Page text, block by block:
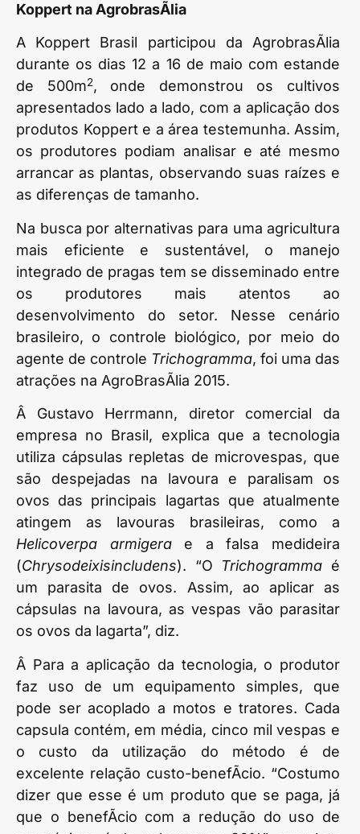
Koppert na AgrobrasÃ­lia
A Koppert Brasil participou da AgrobrasÃ­lia
durante os dias 12 a 16 de maio com estande
de 500m2, onde demonstrou os cultivos
apresentados lado a lado, com a aplicação dos
produtos Koppert e a área testemunha. Assim,
os produtores podiam analisar e até mesmo
arrancar as plantas, observando suas raízes e
as diferenças de tamanho.
Na busca por alternativas para uma agricultura
mais eficiente e sustentável, o manejo
integrado de pragas tem se disseminado entre
os produtores mais atentos ao
desenvolvimento do setor. Nesse cenário
brasileiro, o controle biológico, por meio do
agente de controle Trichogramma, foi uma das
atrações na AgroBrasÃ­lia 2015.
Â Gustavo Herrmann, diretor comercial da
empresa no Brasil, explica que a tecnologia
utiliza cápsulas repletas de microvespas, que
são despejadas na lavoura e paralisam os
ovos das principais lagartas que atualmente
atingem as lavouras brasileiras, como a
Helicoverpa armigerae a falsa medideira
(Chrysodeixisincludens). “O Trichogramma é
um parasita de ovos. Assim, ao aplicar as
cápsulas na lavoura, as vespas vão parasitar
os ovos da lagarta”, diz.
Â Para a aplicação da tecnologia, o produtor
faz uso de um equipamento simples, que
pode ser acoplado a motos e tratores. Cada
capsula contém, em média, cinco mil vespas e
o custo da utilização do método é de
excelente relação custo-benefÃ­cio. “Costumo
dizer que esse é um produto que se paga, já
que o benefÃ­cio com a redução do uso de